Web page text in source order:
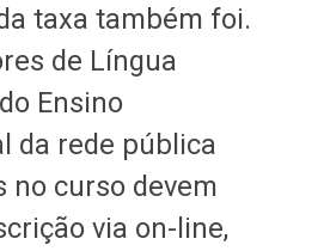
taxa também foi.
de Língua
Ensino
da rede pública
no curso devem
via on-line,